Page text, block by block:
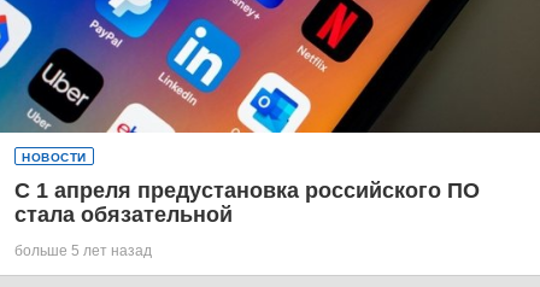
НОВОСТИ
С 1 апреля предустановка российского ПО
стала обязательной
больше 5 лет назад